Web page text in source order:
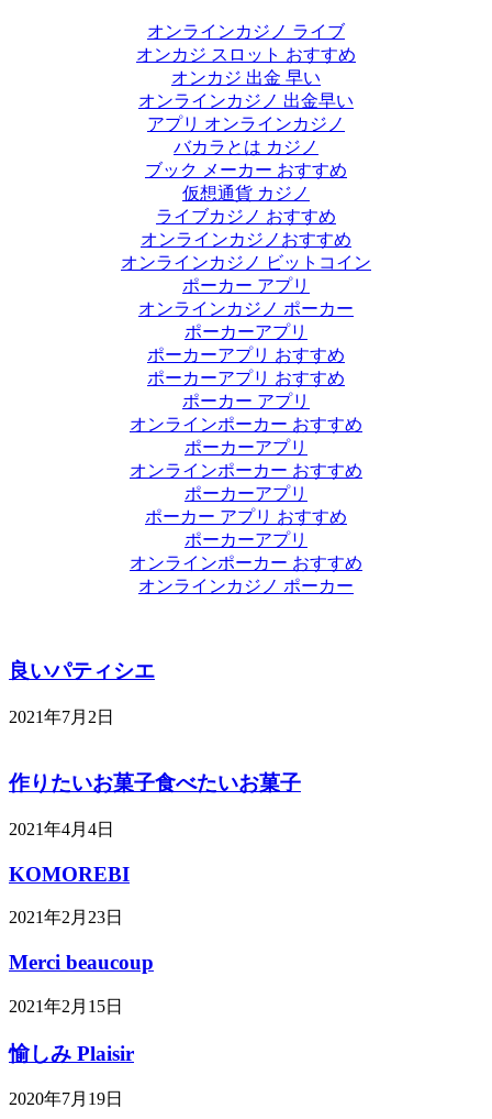
オンラインカジノ ライブ
オンカジ スロット おすすめ
オンカジ 出金 早い
オンラインカジノ 出金早い
アプリ オンラインカジノ
バカラとは カジノ
ブック メーカー おすすめ
仮想通貨 カジノ
ライブカジノ おすすめ
オンラインカジノおすすめ
オンラインカジノ ビットコイン
ポーカー アプリ
オンラインカジノ ポーカー
ポーカーアプリ
ポーカーアプリ おすすめ
ポーカーアプリ おすすめ
ポーカー アプリ
オンラインポーカー おすすめ
ポーカーアプリ
オンラインポーカー おすすめ
ポーカーアプリ
ポーカー アプリ おすすめ
ポーカーアプリ
オンラインポーカー おすすめ
オンラインカジノ ポーカー
良いパティシエ
2021年7月2日
作りたいお菓子食べたいお菓子
2021年4月4日
KOMOREBI
2021年2月23日
Merci beaucoup
2021年2月15日
愉しみ Plaisir
2020年7月19日